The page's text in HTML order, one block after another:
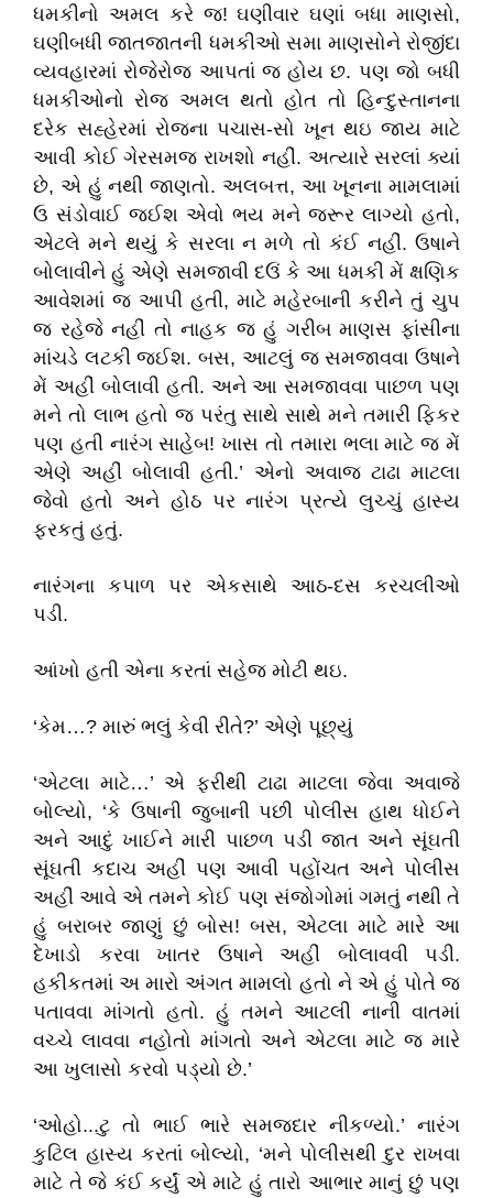
ધમકીનો અમલ કરે જ! ઘણીવાર ઘણાં બધા માણસો,
ઘણીબધી જાતજાતની ધમકીઓ સમા માણસોને રોજીંદા
વ્યવહારમાં રોજેરોજ આપતાં જ હોય છ. પણ જો બધી
ધમકીઓનો રોજ અમલ થતો હોત તો હિન્દુસ્તાનના
દરેક સહ્હેરમાં રોજના પચાસ-સો ખૂન થઇ જાય માટે
આવી કોઈ ગેરસમજ રાખશો નહીં. અત્યારે સરલાં ક્યાં
છે, એ હું નથી જાણતો. અલબત્ત, આ ખૂનના મામલામાં
ઉ સંડોવાઈ જઈશ એવો ભય મને જરૂર લાગ્યો હતો,
એટલે મને થયું કે સરલા ન મળે તો કંઈ નહીં. ઉષાને
બોલાવીને હું એણે સમજાવી દઉં કે આ ધમકી મેં ક્ષણિક
આવેશમાં જ આપી હતી, માટે મહેરબાની કરીને તું ચુપ
જ રહેજે નહીં તો નાહક જ હું ગરીબ માણસ ફાંસીના
માંચડે લટકી જઈશ. બસ, આટલું જ સમજાવવા ઉષાને
મેં અહીં બોલાવી હતી. અને આ સમજાવવા પાછળ પણ
મને તો લાભ હતો જ પરંતુ સાથે સાથે મને તમારી ફિકર
પણ હતી નારંગ સાહેબ! ખાસ તો તમારા ભલા માટે જ મેં
એણે અહીં બોલાવી હતી.’ એનો અવાજ ટાઢા માટલા
જેવો હતો અને હોઠ પર નારંગ પ્રત્યે લુચ્ચું હાસ્ય
ફરકતું હતું.
નારંગના કપાળ પર એકસાથે આઠ-દસ કરચલીઓ
પડી.
આંખો હતી એના કરતાં સહેજ મોટી થઇ.
‘કેમ…? મારું ભલું કેવી રીતે?’ એણે પૂછ્યું
‘એટલા માટે…’ એ ફરીથી ટાઢા માટલા જેવા અવાજે
બોલ્યો, ‘કે ઉષાની જુબાની પછી પોલીસ હાથ ધોઈને
અને આદું ખાઈને મારી પાછળ પડી જાત અને સૂંઘતી
સૂંઘતી કદાચ અહીં પણ આવી પહોંચત અને પોલીસ
અહીં આવે એ તમને કોઈ પણ સંજોગોમાં ગમતું નથી તે
હું બરાબર જાણું છું બોસ! બસ, એટલા માટે મારે આ
દેખાડો કરવા ખાતર ઉષાને અહીં બોલાવવી પડી.
હકીકતમાં અ મારો અંગત મામલો હતો ને એ હું પોતે જ
પતાવવા માંગતો હતો. હું તમને આટલી નાની વાતમાં
વચ્ચે લાવવા નહોતો માંગતો અને એટલા માટે જ મારે
આ ખુલાસો કરવો પડ્યો છે.’
‘ઓહો...ટુ તો ભાઈ ભારે સમજદાર નીકળ્યો.’ નારંગ
કુટિલ હાસ્ય કરતાં બોલ્યો, ‘મને પોલીસથી દુર રાખવા
માટે તે જે કંઈ કર્યું એ માટે હું તારો આભાર માનું છું પણ